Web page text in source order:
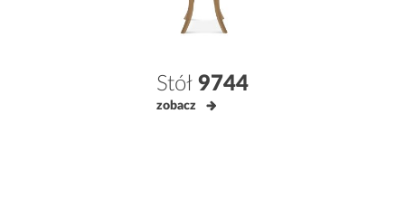
Stół 9744
zobacz